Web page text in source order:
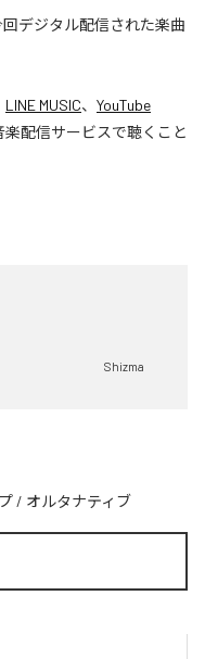
回デジタル配信された楽曲
LINE MUSIC、 YouTube
楽配信サービスで聴くこと
Shizma
/ オルタナティブ